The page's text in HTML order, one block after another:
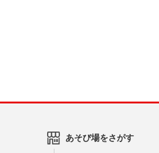
あそび場をさがす